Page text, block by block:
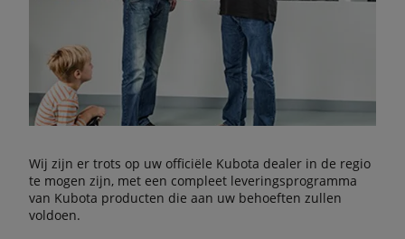
Wij zijn er trots op uw officiële Kubota dealer in de regio
te mogen zijn, met een compleet leveringsprogramma
van Kubota producten die aan uw behoeften zullen
voldoen.